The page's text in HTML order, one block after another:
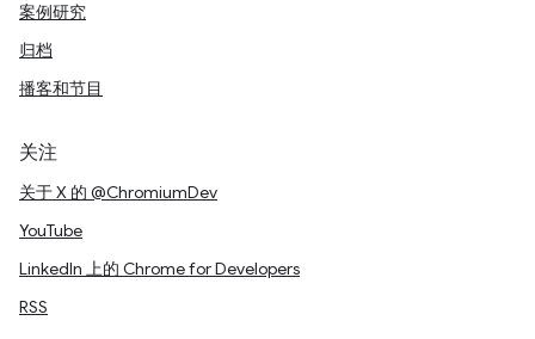
案例研究
归档
播客和节目
关注
关于 X 的 @ChromiumDev
YouTube
LinkedIn 上的 Chrome for Developers
RSS